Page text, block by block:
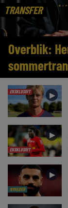
TRANSFER
Overblik:
EKSKLUSIVT ►
EKSKLUSIVT
►
NYHEDER
►